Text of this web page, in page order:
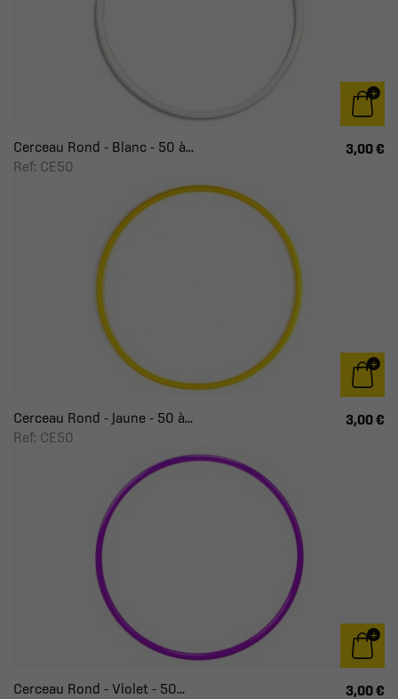
Cerceau Rond - Blanc - 50 à...
Ref: CE50
3,00 €
Cerceau Rond - Jaune - 50 à...
Ref: CE50
3,00 €
Cerceau Rond - Violet - 50...
3,00 €